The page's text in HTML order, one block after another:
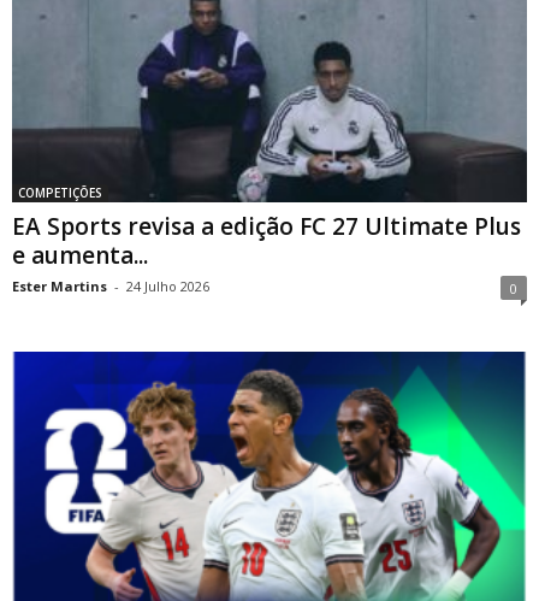
COMPETIÇÕES
EA Sports revisa a edição FC 27 Ultimate Plus
e aumenta...
Ester Martins - 24 Julho 2026 0